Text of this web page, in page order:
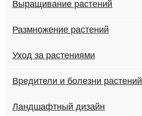
Выращивание растений
Размножение растений
Уход за растениями
Вредители и болезни растений
Ландшафтный дизайн